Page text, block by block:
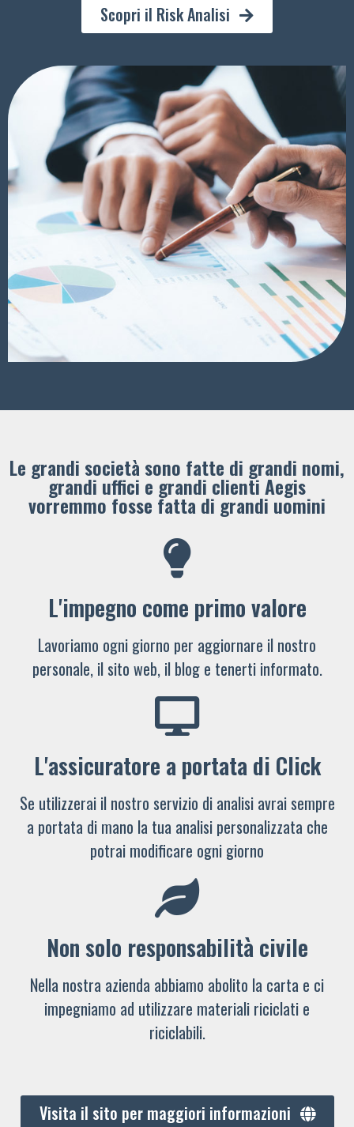
Scopri il Risk Analisi
Le grandi società sono fatte di grandi nomi,
grandi uffici e grandi clienti ​Aegis
vorremmo fosse fatta di grandi uomini
L'impegno come primo valore
Lavoriamo ogni giorno per aggiornare il nostro
personale, il sito web, il blog e tenerti informato.
L'assicuratore a portata di Click
Se utilizzerai il nostro servizio di analisi avrai sempre
a portata di mano la tua analisi personalizzata che
potrai modificare ogni giorno
Non solo responsabilità civile
Nella nostra azienda abbiamo abolito la carta e ci
impegniamo ad utilizzare materiali riciclati e
riciclabili.
Visita il sito per maggiori informazioni